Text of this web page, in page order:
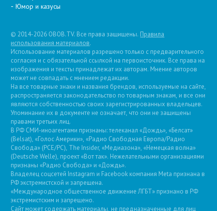
Юмор и казусы
© 2014-2026 OBOB.TV. Все права защищены. Правила
использования материалов.
Использование материалов разрешено только с предварительного
согласия и с обязательной ссылкой на первоисточник. Все права на
изображения и тексты принадлежат их авторам. Мнение авторов
может не совпадать с мнением редакции.
На все товарные знаки и названия брендов, используемые на сайте,
распространяется законодательство по товарным знакам, и все они
являются собственностью своих зарегистрированных владельцев.
Упоминание их в документе не означает, что они не защищены
правами третьих лиц.
В РФ СМИ-иноагентами признаны: телеканал «Дождь», «Белсат»
(Belsat), «Голос Америки», «Радио Свободная Европа/Радио
Свобода» (PCE/PC), The Insider, «Медиазона», «Немецкая волна»
(Deutsche Welle), проект «Вот так». Нежелательными организациями
признаны «Радио Свобода» и «Дождь».
Владелец соцсетей Instagram и Facebook компания Metа признана в
РФ экстремистской и запрещена.
«Международное общественное движение ЛГБТ» признано в РФ
экстремистским и запрещено.
Сайт может содержать материалы, не предназначенные для лиц